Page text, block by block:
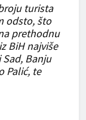
turista
odsto, što
prethodnu
BiH najviše
Banju
Palić, te